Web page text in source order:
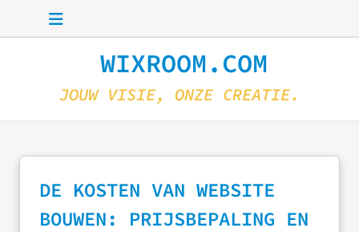
Skip to main content
WIXROOM.COM
JOUW VISIE, ONZE CREATIE.
DE KOSTEN VAN WEBSITE
BOUWEN: PRIJSBEPALING EN